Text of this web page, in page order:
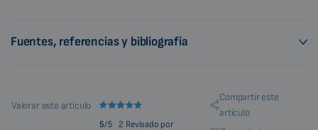
Fuentes, referencias y bibliografía
Valorar este artículo
5/5 2 Revisado por
Compartir este
artículo